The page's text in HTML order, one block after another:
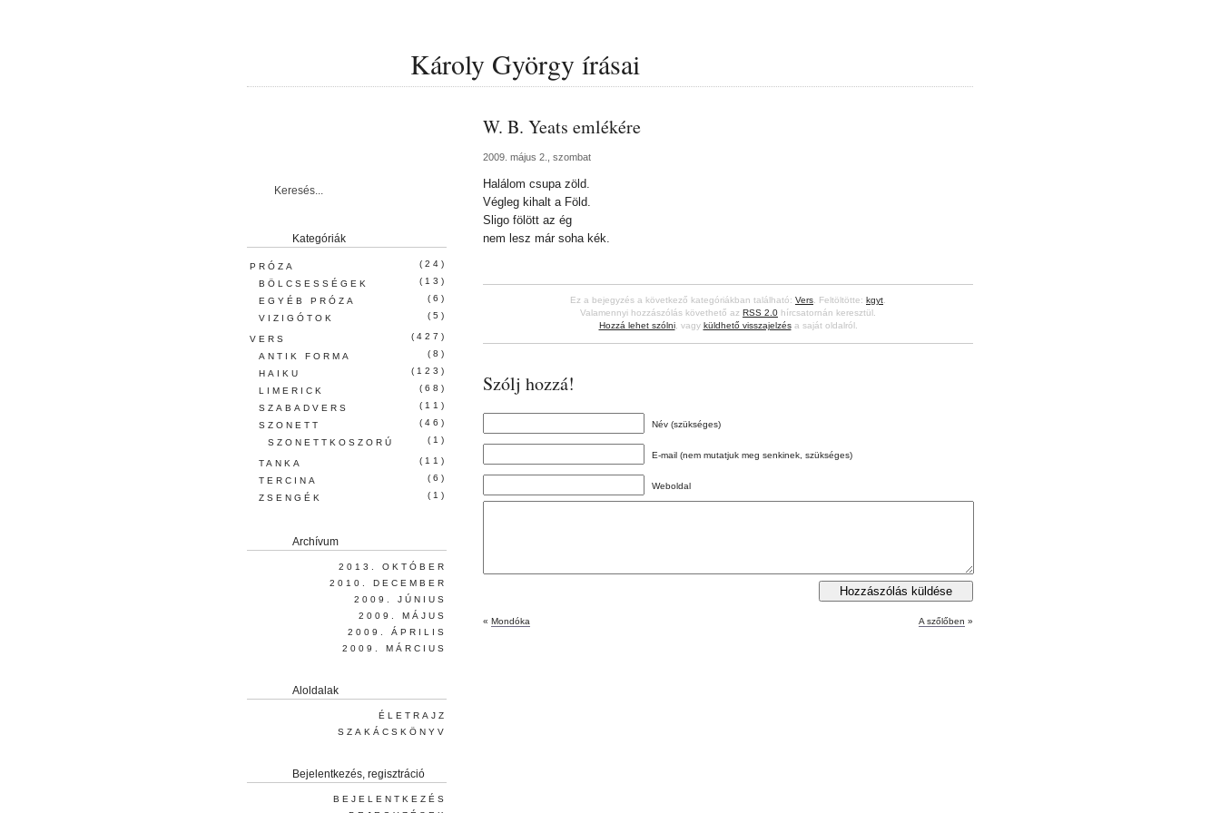
Károly György írásai
W. B. Yeats emlékére
2009. május 2., szombat
Halálom csupa zöld.
Végleg kihalt a Föld.
Sligo fölött az ég
nem lesz már soha kék.
Ez a bejegyzés a következő kategóriákban található: Vers . Feltöltötte: kgyt
Valamennyi hozzászólás követhető az RSS 2.0 hírcsatornán keresztül.
Hozzá lehet szólni, vagy küldhető visszajelzésa saját oldalról.
Szólj hozzá!
Név (szükséges)
E-mail (nem mutatjuk meg senkinek, szükséges)
Weboldal
« Mondóka A szőlőben »
Kategóriák
PRÓZA
(24)
BÖLCSESSÉGEK
(13)
EGYÉB PRÓZA
(6)
VIZIGÓTOK
(5)
VERS
(427)
ANTIK FORMA
(8)
HAIKU
(123)
LIMERICK
(68)
SZABADVERS
(11)
SZONETT
(46)
SZONETTKOSZORÚ
(1)
TANKA
(11)
TERCINA
(6)
ZSENGÉK
(1)
Archívum
2013. OKTÓBER
2010. DECEMBER
2009. JÚNIUS
2009. MÁJUS
2009. ÁPRILIS
2009. MÁRCIUS
Aloldalak
ÉLETRAJZ
SZAKÁCSKÖNYV
Bejelentkezés, regisztráció
BEJELENTKEZÉS